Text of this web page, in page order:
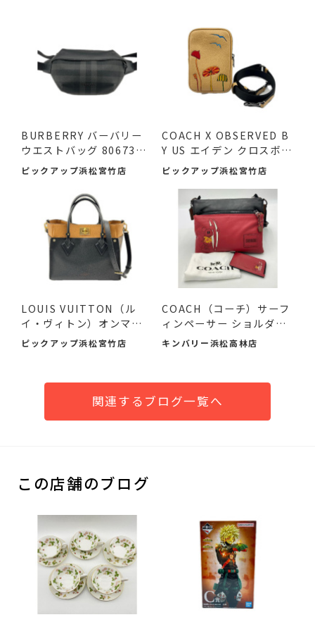
BURBERRY バーバリー
ウエストバッグ 8067398
ボデ...
ピックアップ浜松宮竹店
COACH X OBSERVED B
Y US エイデン クロスボデ
ィバ...
ピックアップ浜松宮竹店
LOUIS VUITTON（ル
イ・ヴィトン）オンマイ
サイドMM...
ピックアップ浜松宮竹店
COACH（コーチ）サーフ
ィンペーサー ショルダー
バ...
キンバリー浜松高林店
関連するブログ一覧へ
この店舗のブログ